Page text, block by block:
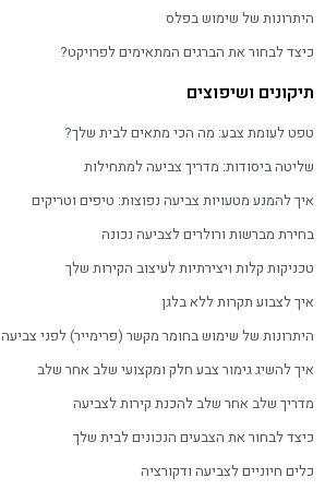
היתרונות של שימוש בפלס
כיצד לבחור את הברגים המתאימים לפרויקט?
תיקונים ושיפוצים
טפט לעומת צבע: מה הכי מתאים לבית שלך?
שליטה ביסודות: מדריך צביעה למתחילות
איך להמנע מטעויות צביעה נפוצות: טיפים וטריקים
בחירת מברשות ורולרים לצביעה נכונה
טכניקות קלות ויצירתיות לעיצוב הקירות שלך
איך לצבוע תקרות ללא בלגן
היתרונות של שימוש בחומר מקשר (פרימייר) לפני צביעה
איך להשיג גימור צבע חלק ומקצועי שלב אחר שלב
מדריך שלב אחר שלב להכנת קירות לצביעה
כיצד לבחור את הצבעים הנכונים לבית שלך
כלים חיוניים לצביעה ודקורציה